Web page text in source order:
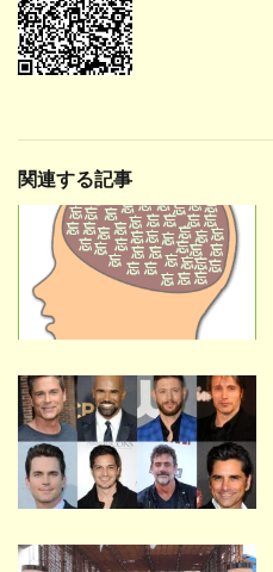
関連する記事